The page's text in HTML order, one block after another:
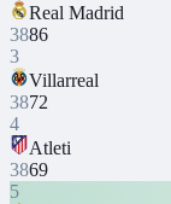
Real Madrid
3886
3
Villarreal
3872
4
Atleti
3869
5